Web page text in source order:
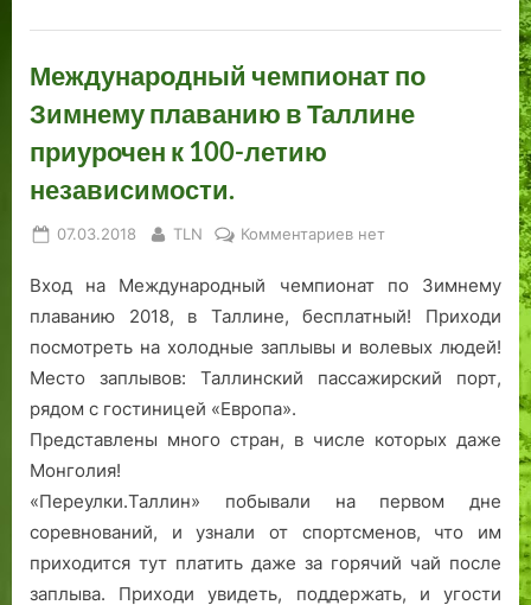
Международный чемпионат по
Зимнему плаванию в Таллине
приурочен к 100-летию
независимости.
Posted
07.03.2018 By
TLN Комментариевк
Международный
чемпионат
плаванию
Таллине
независимости.
нет
Вход на Международный чемпионат по Зимнему
плаванию 2018, в Таллине, бесплатный! Приходи
посмотреть на холодные заплывы и волевых людей!
Место заплывов: Таллинский пассажирский порт,
рядом с гостиницей «Европа».
Представлены много стран, в числе которых даже
Монголия!
«Переулки.Таллин» побывали на первом дне
соревнований, и узнали от спортсменов, что им
приходится тут платить даже за горячий чай после
заплыва. Приходи увидеть, поддержать, и угости